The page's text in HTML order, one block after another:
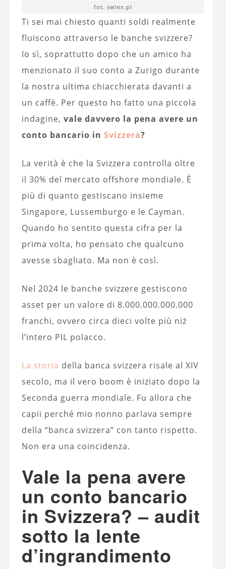
fot. swlex.pl
Ti sei mai chiesto quanti soldi realmente
fluiscono attraverso le banche svizzere?
Io sì, soprattutto dopo che un amico ha
menzionato il suo conto a Zurigo durante
la nostra ultima chiacchierata davanti a
un caffè. Per questo ho fatto una piccola
indagine, vale davvero la pena avere un
conto bancario in Svizzera?
La verità è che la Svizzera controlla oltre
il 30% del mercato offshore mondiale. È
più di quanto gestiscano insieme
Singapore, Lussemburgo e le Cayman.
Quando ho sentito questa cifra per la
prima volta, ho pensato che qualcuno
avesse sbagliato. Ma non è così.
Nel 2024 le banche svizzere gestiscono
asset per un valore di 8.000.000.000.000
franchi, ovvero circa dieci volte più niż
l’intero PIL polacco.
La storia della banca svizzera risale al XIV
secolo, ma il vero boom è iniziato dopo la
Seconda guerra mondiale. Fu allora che
capii perché mio nonno parlava sempre
della “banca svizzera” con tanto rispetto.
Non era una coincidenza.
Vale la pena avere
un conto bancario
in Svizzera? – audit
sotto la lente
d’ingrandimento